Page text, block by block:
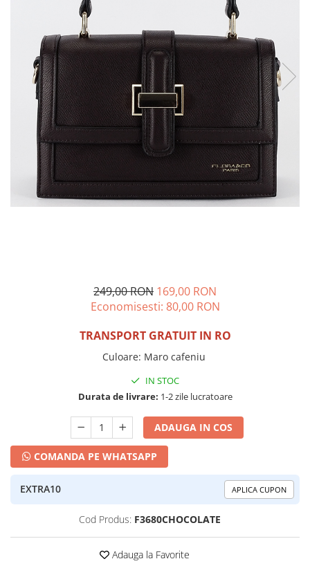
Incaltamine primavara-vara piele
Camasi si topuri
Blugi si pantaloni
Fuste
Pulovere si cardigane
Rochii
Salopete
Incaltaminte toamna-iarna piele
249,00 RON 169,00 RON
Economisesti: 80,00 RON
TRANSPORT GRATUIT IN RO
Culoare: Maro cafeniu
IN STOC
Durata de livrare: 1-2 zile lucratoare
ADAUGA IN COS
COMANDA PE WHATSAPP
EXTRA10 APLICA CUPON
Cod Produs: F3680CHOCOLATE
Adauga la Favorite